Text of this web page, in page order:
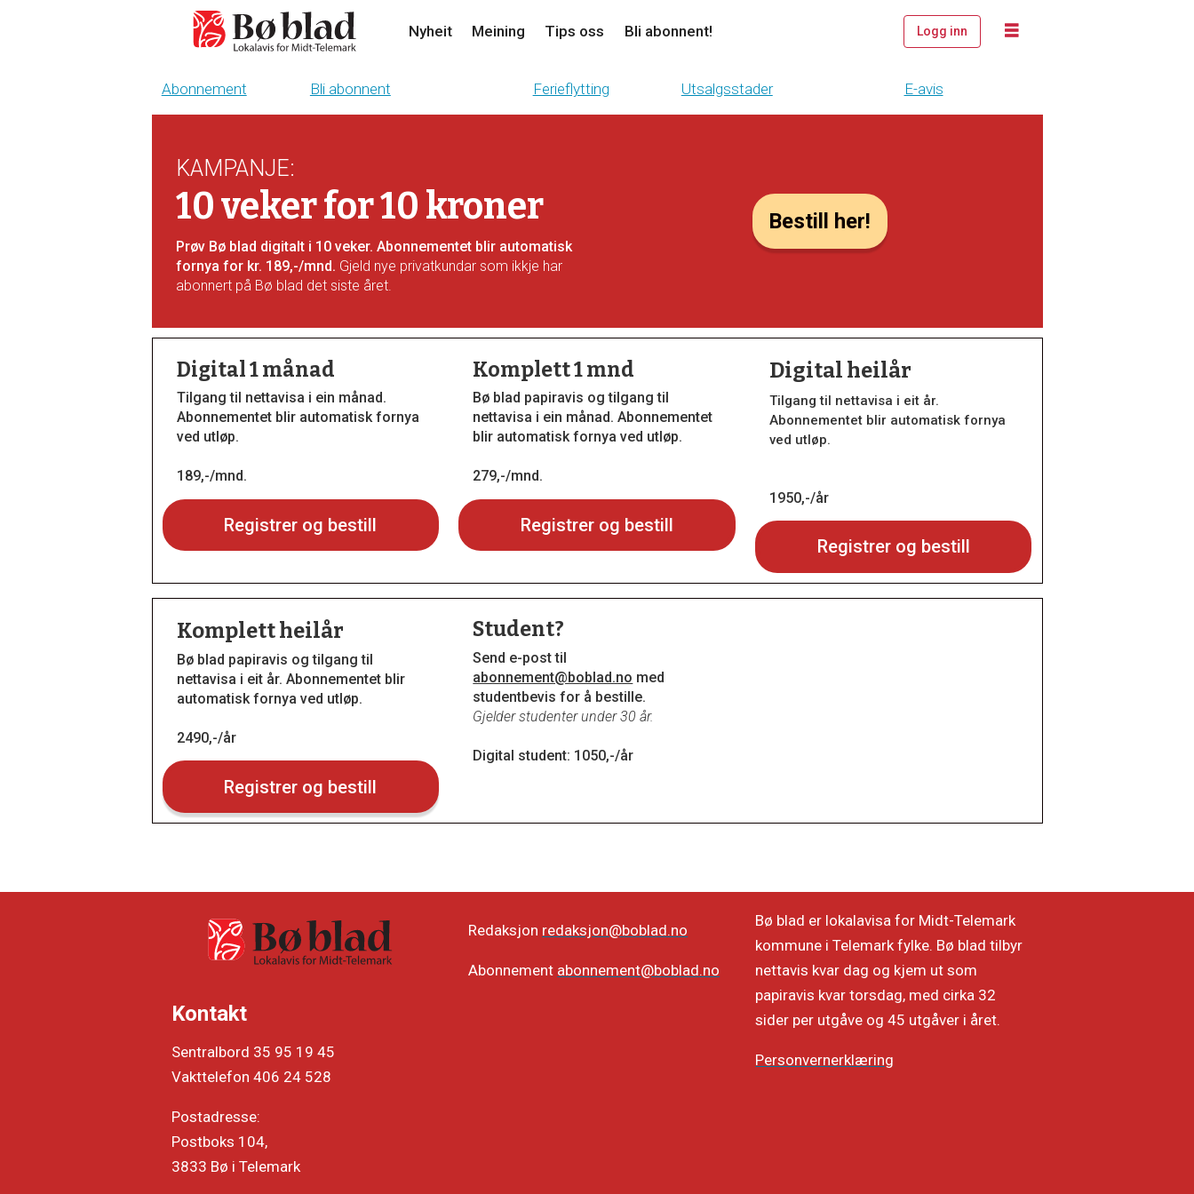
Nyheit Meining Tips oss Bli abonnent! Logg inn
Abonnement Bli abonnent Ferieflytting Utsalgsstader E-avis
KAMPANJE:
10 veker for 10 kroner
Prøv Bø blad digitalt i 10 veker. Abonnementet blir automatisk
fornya for kr. 189,-/mnd. Gjeld nye privatkundar som ikkje har
abonnert på Bø blad det siste året.
Bestill her!
Digital 1 månad
Tilgang til nettavisa i ein månad.
Abonnementet blir automatisk fornya
ved utløp.
189,-/mnd.
Registrer og bestill
Komplett 1 mnd
Bø blad papiravis og tilgang til
nettavisa i ein månad. Abonnementet
blir automatisk fornya ved utløp.
279,-/mnd.
Registrer og bestill
Digital heilår
Tilgang til nettavisa i eit år.
Abonnementet blir automatisk fornya
ved utløp.
1950,-/år
Registrer og bestill
Komplett heilår
Bø blad papiravis og tilgang til
nettavisa i eit år. Abonnementet blir
automatisk fornya ved utløp.
2490,-/år
Registrer og bestill
Student?
Send e-post til
abonnement@boblad.no med
studentbevis for å bestille.
Gjelder studenter under 30 år.
Digital student: 1050,-/år
Kontakt
Sentralbord 35 95 19 45
Vakttelefon 406 24 528
Postadresse:
Postboks 104,
3833 Bø i Telemark
Redaksjon redaksjon@boblad.no
Abonnement abonnement@boblad.no
Bø blad er lokalavisa for Midt-Telemark
kommune i Telemark fylke. Bø blad tilbyr
nettavis kvar dag og kjem ut som
papiravis kvar torsdag, med cirka 32
sider per utgåve og 45 utgåver i året.
Personvernerklæring